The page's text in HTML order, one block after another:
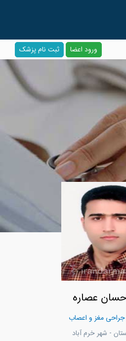
ورود اعضا ثبت نام پزشک
عصاره
مغز و اعصاب
- شهر خرم آباد